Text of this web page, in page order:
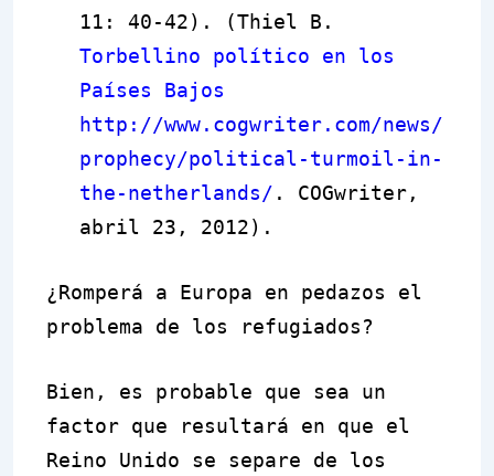
11: 40-42). (Thiel B.
Torbellino político en los
Países Bajos
http://www.cogwriter.com/news/
prophecy/political-turmoil-in-
the-netherlands/ . COGwriter,
abril 23, 2012).
¿Romperá a Europa en pedazos el
problema de los refugiados?
Bien, es probable que sea un
factor que resultará en que el
Reino Unido se separe de los